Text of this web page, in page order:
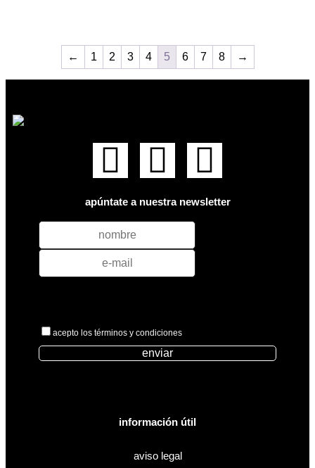
← 1 2 3 4 5 6 7 8 →
apúntate a nuestra newsletter
acepto los términos y condiciones
enviar
información útil
aviso legal